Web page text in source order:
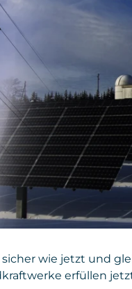
wie jetzt und
erfüllen